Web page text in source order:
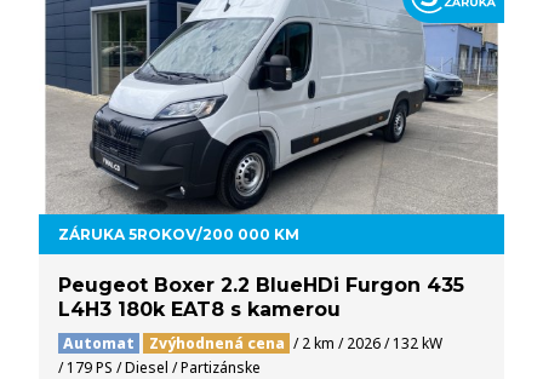
ZÁRUKA 5ROKOV/200 000 KM
Peugeot Boxer 2.2 BlueHDi Furgon 435
L4H3 180k EAT8 s kamerou
Automat Zvýhodnená cena / 2 km / 2026 / 132 kW
/ 179 PS / Diesel / Partizánske